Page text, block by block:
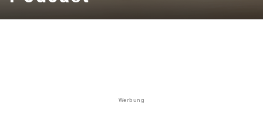
Werbung